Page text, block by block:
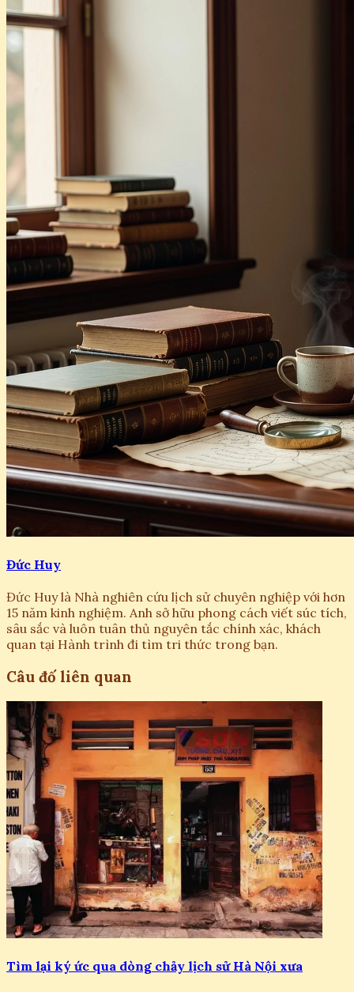
Đức Huy
Đức Huy là Nhà nghiên cứu lịch sử chuyên nghiệp với hơn
15 năm kinh nghiệm. Anh sở hữu phong cách viết súc tích,
sâu sắc và luôn tuân thủ nguyên tắc chính xác, khách
quan tại Hành trình đi tìm tri thức trong bạn.
Câu đố liên quan
Tìm lại ký ức qua dòng chảy lịch sử Hà Nội xưa